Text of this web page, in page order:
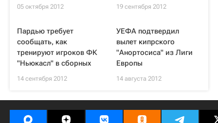
05 октября 2012 19 сентября 2012
Пардью требует
сообщать, как
тренируют игроков ФК
"Ньюкасл" в сборных
14 сентября 2012
УЕФА подтвердил
вылет кипрского
"Анортосиса" из Лиги
Европы
14 августа 2012